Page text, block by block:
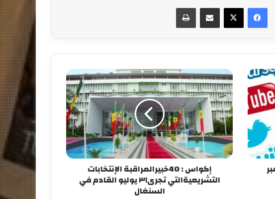
فيسبوكX مشاركة عبر البريد طباعة
إكواس : 40خبيرالمراقبة الإنتخابات
التشريعيةالتي تجرى٣١ يوليو القادم في
السنغال